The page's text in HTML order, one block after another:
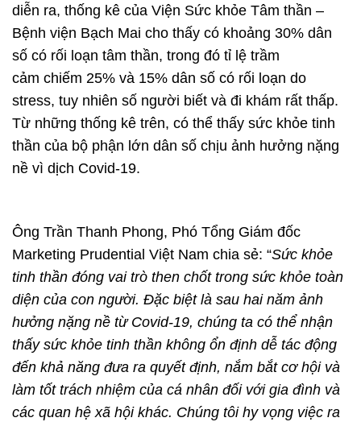
diễn ra, thống kê của Viện Sức khỏe Tâm thần –
Bệnh viện Bạch Mai cho thấy có khoảng 30% dân
số có rối loạn tâm thần, trong đó tỉ lệ trầm
cảm chiếm 25% và 15% dân số có rối loạn do
stress, tuy nhiên số người biết và đi khám rất thấp.
Từ những thống kê trên, có thể thấy sức khỏe tinh
thần của bộ phận lớn dân số chịu ảnh hưởng nặng
nề vì dịch Covid-19.
Ông Trần Thanh Phong, Phó Tổng Giám đốc
Marketing Prudential Việt Nam chia sẻ: “Sức khỏe
tinh thần đóng vai trò then chốt trong sức khỏe toàn
diện của con người. Đặc biệt là sau hai năm ảnh
hưởng nặng nề từ Covid-19, chúng ta có thể nhận
thấy sức khỏe tinh thần không ổn định dễ tác động
đến khả năng đưa ra quyết định, nắm bắt cơ hội và
làm tốt trách nhiệm của cá nhân đối với gia đình và
các quan hệ xã hội khác. Chúng tôi hy vọng việc ra